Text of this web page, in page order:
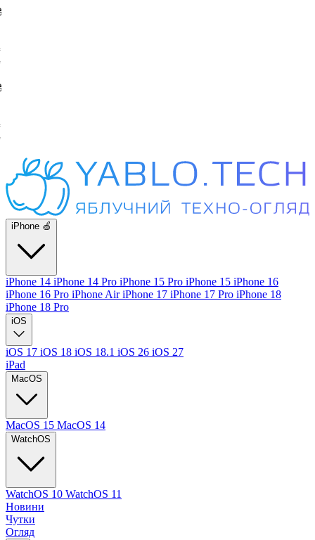
iPhone 🍏
iPhone 14 iPhone 14 Pro iPhone 15 Pro iPhone 15 iPhone 16
iPhone 16 Pro iPhone AiriPhone 17 iPhone 17 Pro iPhone 18
iPhone 18 Pro
iOS
iOS 17 iOS 18 iOS 18.1 iOS 26 iOS 27
iPad
MacOS
MacOS 15 MacOS 14
WatchOS
WatchOS 10 WatchOS 11
Новини
Чутки
Огляд